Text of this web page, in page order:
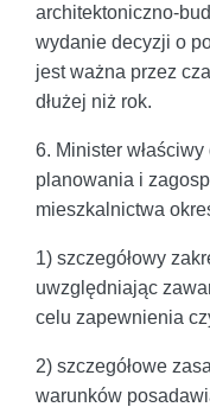
architektoniczno-
wydanie decyzji o
jest ważna przez
dłużej niż rok.
6. Minister
planowania i
mieszkalnictwa
1) szczegółowy
uwzględniając
celu zapewnienia
2) szczegółowe
warunków